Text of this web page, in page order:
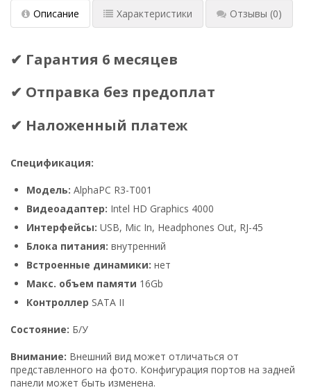
Описание Характеристики Отзывы (0)
✔ Гарантия 6 месяцев
✔ Отправка без предоплат
✔ Наложенный платеж
Спецификация:
Модель: AlphaPC R3-T001
Видеоадаптер: Intel HD Graphics 4000
Интерфейсы: USB, Mic In, Headphones Out, RJ-45
Блока питания: внутренний
Встроенные динамики: нет
Макс. объем памяти 16Gb
Контроллер SATA II
Состояние: Б/У
Внимание: Внешний вид может отличаться от
представленного на фото. Конфигурация портов на задней
панели может быть изменена.